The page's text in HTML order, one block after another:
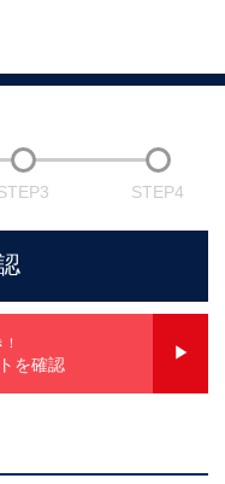
STEP4
を確認